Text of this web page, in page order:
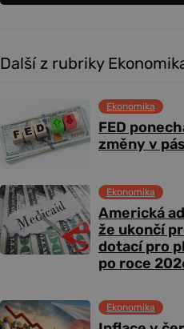
Další z rubriky
FED
změny v
Ekonomika
Americká
že ukončí
dotací pro
po roce
Ekonomika
Ekonomika